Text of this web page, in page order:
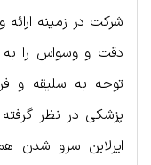
شرکت در زمینه
دقت و وسواس را به
توجه به سلیقه و
پزشکی در نظر
ایرلاین سرو شدن